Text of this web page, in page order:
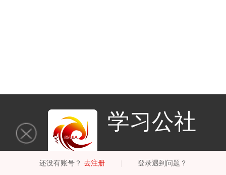
学习公社
还没有账号？ 去注册 登录遇到问题？